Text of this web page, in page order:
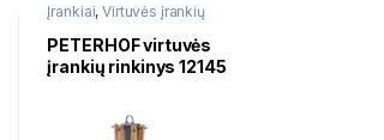
Įrankiai,Virtuvės įrankių
rinkiniai
PETERHOF virtuvės
įrankių rinkinys 12145